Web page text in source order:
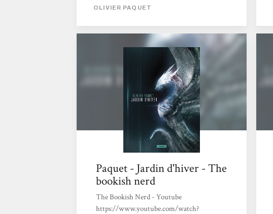
OLIVIER PAQUET
Paquet - Jardin d'hiver - The
bookish nerd
The Bookish Nerd - Youtube
https://www.youtube.com/watch?